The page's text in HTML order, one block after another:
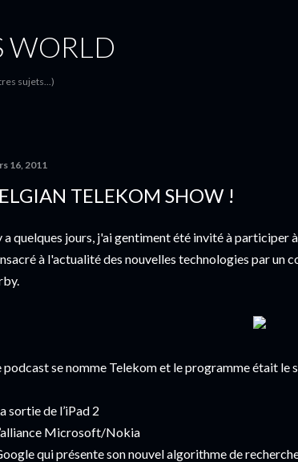
WORLD
sujets...)
16, 2011
TELEKOM SHOW !
a quelques jours, j'ai gentiment été invité à participer
à l'actualité des nouvelles technologies par un
podcast se nomme Telekom et le programme était le
sortie de l’iPad 2
Microsoft/Nokia
qui présente son nouvel algorithme de